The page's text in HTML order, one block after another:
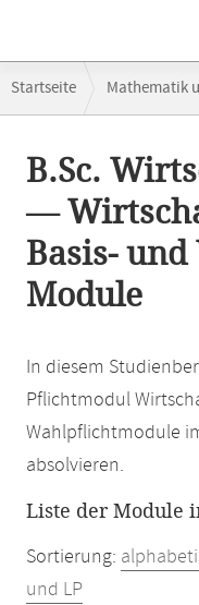
Navigation
Startseite Mathematik
B.Sc.
—
Basis-
Module
In diesem
Pflichtmodul
Wahlpflichtmodule
absolvieren.
Liste der Module
Sortierung:
und LP